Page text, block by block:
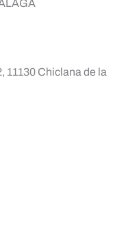
11130 Chiclana de la